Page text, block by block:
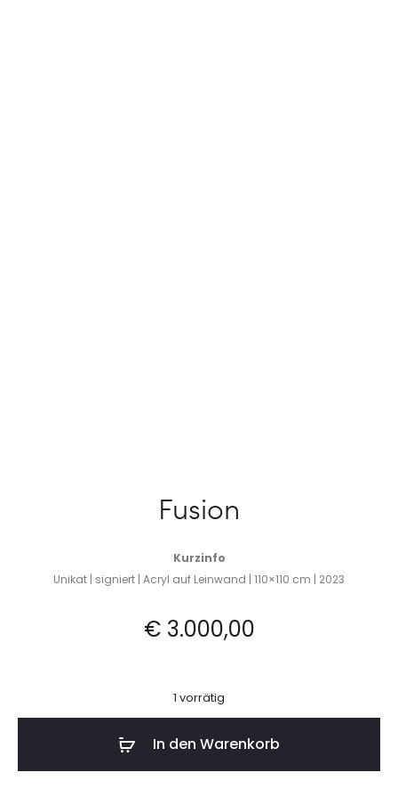
Fusion
Kurzinfo
Unikat | signiert | Acryl auf Leinwand | 110×110 cm | 2023
€ 3.000,00
1 vorrätig
In den Warenkorb